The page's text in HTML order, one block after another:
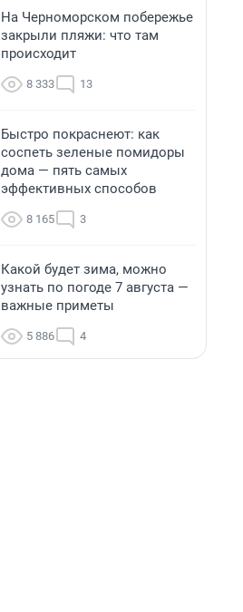
На Черноморском побережье
закрыли пляжи: что там
происходит
8 333 13
Быстро покраснеют: как
соспеть зеленые помидоры
дома — пять самых
эффективных способов
8 165 3
Какой будет зима, можно
узнать по погоде 7 августа —
важные приметы
5 886 4